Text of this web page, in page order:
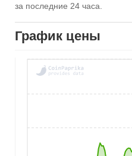
за последние 24 часа.
График цены